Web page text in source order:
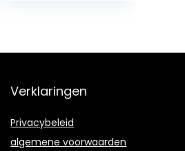
Verklaringen
Privacybeleid
algemene voorwaarden